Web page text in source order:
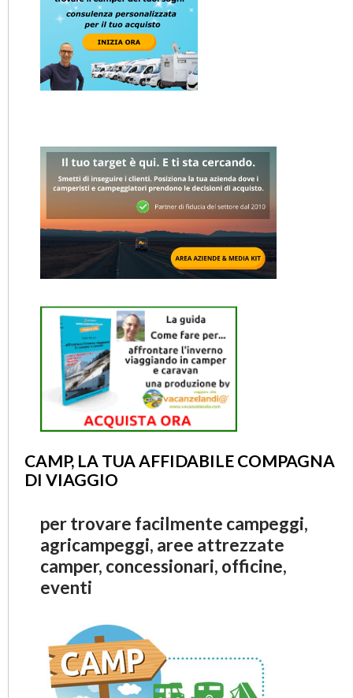
CAMP, LA TUA AFFIDABILE COMPAGNA
DI VIAGGIO
per trovare facilmente campeggi,
agricampeggi, aree attrezzate
camper, concessionari, officine,
eventi